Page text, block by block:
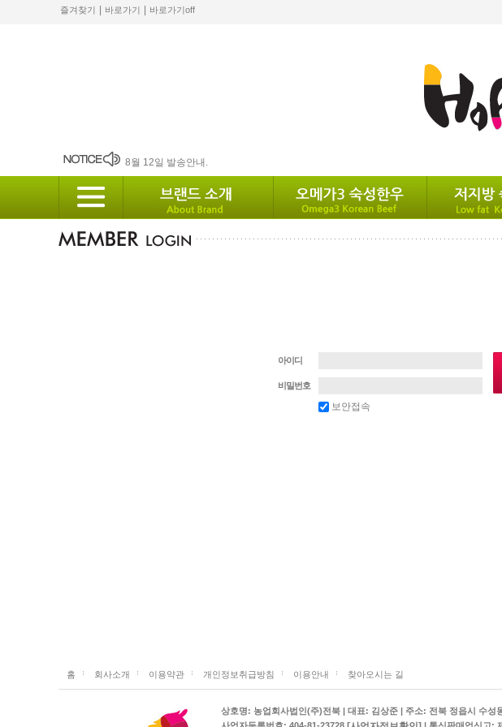
즐겨찾기 바로가기 바로가기off
8월 12일 발송안내.
2월 배송안내
10월 배송안내
아이디
비밀번호
보안접속
홈 회사소개 이용약관 개인정보취급방침 이용안내 찾아오시는 길
상호명: 농업회사법인(주)전북 | 대표: 김상준 | 주소: 전북 정읍시 수